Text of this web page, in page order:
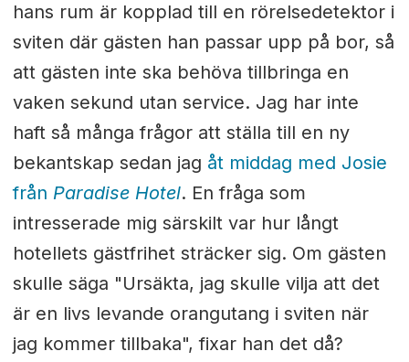
hans rum är kopplad till en rörelsedetektor i
sviten där gästen han passar upp på bor, så
att gästen inte ska behöva tillbringa en
vaken sekund utan service. Jag har inte
haft så många frågor att ställa till en ny
bekantskap sedan jag åt middag med Josie
från Paradise Hotel. En fråga som
intresserade mig särskilt var hur långt
hotellets gästfrihet sträcker sig. Om gästen
skulle säga "Ursäkta, jag skulle vilja att det
är en livs levande orangutang i sviten när
jag kommer tillbaka", fixar han det då?